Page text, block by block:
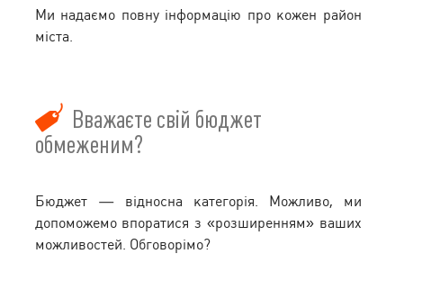
Ми надаємо повну інформацію про кожен район
міста.
Вважаєте свій бюджет
обмеженим?
Бюджет — відносна категорія. Можливо, ми
допоможемо впоратися з «розширенням» ваших
можливостей. Обговорімо?